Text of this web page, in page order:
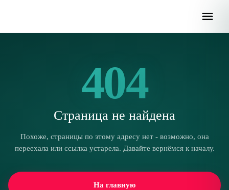
404
Страница не найдена
Похоже, страницы по этому адресу нет - возможно, она
переехала или ссылка устарела. Давайте вернёмся к началу.
На главную